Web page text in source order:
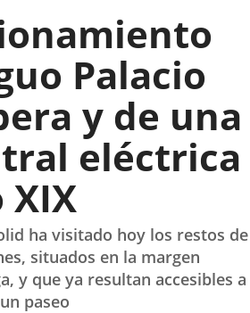
Palacio
y de una
eléctrica
XIX
ha visitado hoy los restos de
situados en la margen
y que ya resultan accesibles a
paseo